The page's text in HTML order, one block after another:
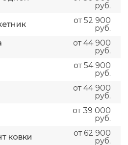
руб.
от 52 900
руб.
от 44 900
руб.
от 54 900
руб.
от 44 900
руб.
от 39 000
руб.
ковки
от 62 900
руб.